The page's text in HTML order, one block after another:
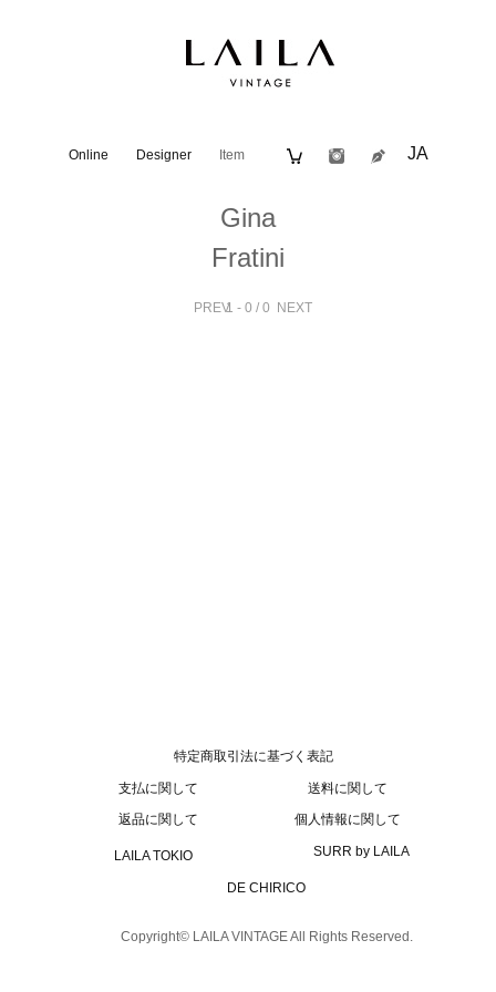
Online Designer Item JA
Gina
Fratini
PREV1 - 0 / 0 NEXT
特定商取引法に基づく表記
支払に関して 送料に関して
返品に関して 個人情報に関して
LAILA TOKIO SURR by LAILA
DE CHIRICO
Copyright© LAILA VINTAGE All Rights Reserved.